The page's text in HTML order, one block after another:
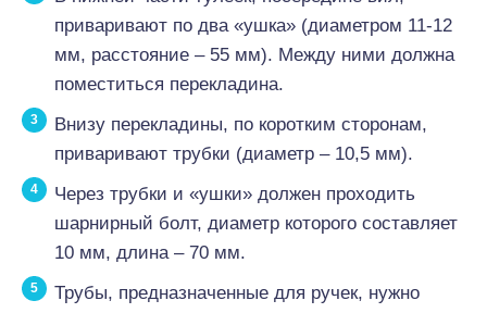
приваривают по два «ушка» (диаметром 11-12
мм, расстояние – 55 мм). Между ними должна
поместиться перекладина.
Внизу перекладины, по коротким сторонам,
приваривают трубки (диаметр – 10,5 мм).
Через трубки и «ушки» должен проходить
шарнирный болт, диаметр которого составляет
10 мм, длина – 70 мм.
Трубы, предназначенные для ручек, нужно